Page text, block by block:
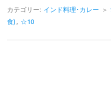
e
b
e
カテゴリー: インド料理･カレー ＞
食)
☆10